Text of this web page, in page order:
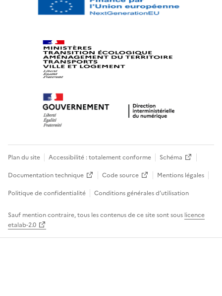
Plan du site Accessibilité : totalement conforme
Schéma
Documentation technique
Code source
Mentions légales
Politique de confidentialité
Conditions générales d’utilisation
Sauf mention contraire, tous les contenus de ce site sont sous licence
etalab-2.0